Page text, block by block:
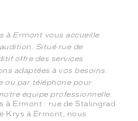
à Ermont vous accueille
Situé rue de
offre des services
adaptées à vos besoins.
ou par téléphone pour
équipe professionnelle.
à Ermont : rue de Stalingrad
Krys à Ermont, nous